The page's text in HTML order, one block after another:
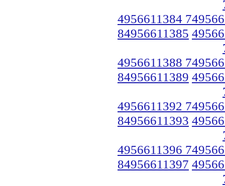
4956611384
84956611385
4956611388
84956611389
4956611392
84956611393
4956611396
84956611397